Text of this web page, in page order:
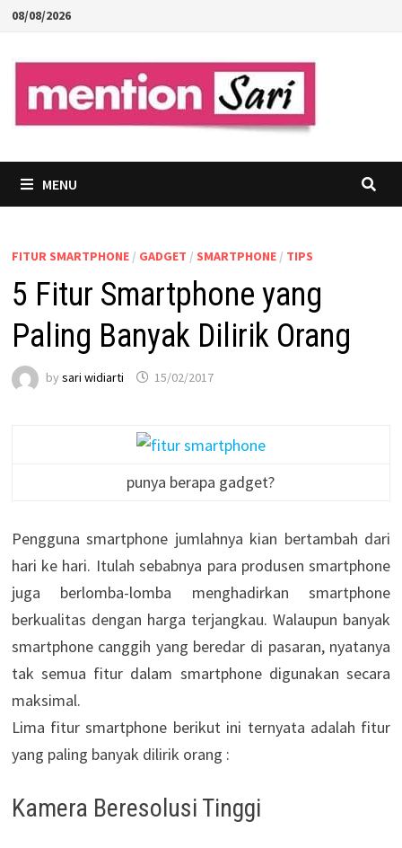
Skip
content
08/08/2026
MENU
FITUR SMARTPHONE/ GADGET / SMARTPHONE/ TIPS
5 Fitur Smartphone yang
Paling Banyak Dilirik Orang
by sari widiarti 15/02/2017
punya berapa gadget?
Pengguna smartphone jumlahnya kian bertambah dari
hari ke hari. Itulah sebabnya para produsen smartphone
juga berlomba-lomba menghadirkan smartphone
berkualitas dengan harga terjangkau. Walaupun banyak
smartphone canggih yang beredar di pasaran, nyatanya
tak semua fitur dalam smartphone digunakan secara
maksimal.
Lima fitur smartphone berikut ini ternyata adalah fitur
yang paling banyak dilirik orang :
Kamera Beresolusi Tinggi